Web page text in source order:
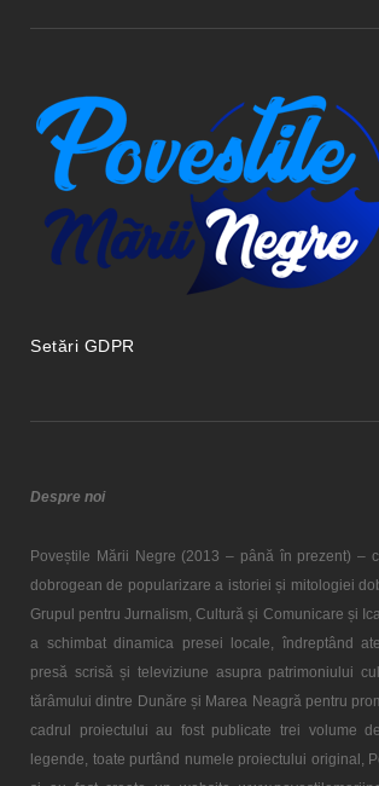
Setări GDPR
Despre noi
Poveștile Mării Negre (2013 – până în prezent) –
dobrogean de popularizare a istoriei și mitologiei
Grupul pentru Jurnalism, Cultură și Comunicare și
a schimbat dinamica presei locale, îndreptând
presă scrisă și televiziune asupra patrimoniului
tărâmului dintre Dunăre și Marea Neagră pentru
cadrul proiectului au fost publicate trei volume
legende, toate purtând numele proiectului original,